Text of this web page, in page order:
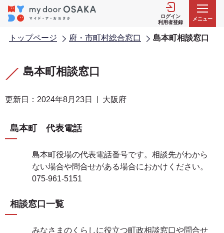
先
で
ログイン
利用者登録
メニュー
トップページ 府・市町村総合窓口
島本町相談窓口
こ
か
島本町相談窓口
更新日：2024年8月23日 大阪府
島本町 代表電話
島本町役場の代表電話番号です。相談先がわから
ない場合や問合せがある場合におかけください。
075-961-5151
相談窓口一覧
みなさまのくらしに役立つ町政相談窓口や問合せ
こ
ま